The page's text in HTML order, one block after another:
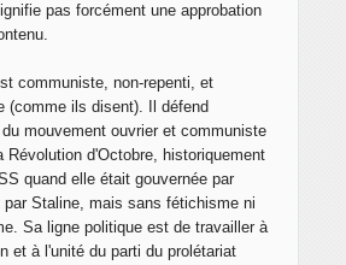
pas forcément une approbation
communiste, non-repenti, et
(comme ils disent). Il défend
du mouvement ouvrier et communiste
Révolution d'Octobre, historiquement
quand elle était gouvernée par
par Staline, mais sans fétichisme ni
Sa ligne politique est de travailler à
et à l'unité du parti du prolétariat